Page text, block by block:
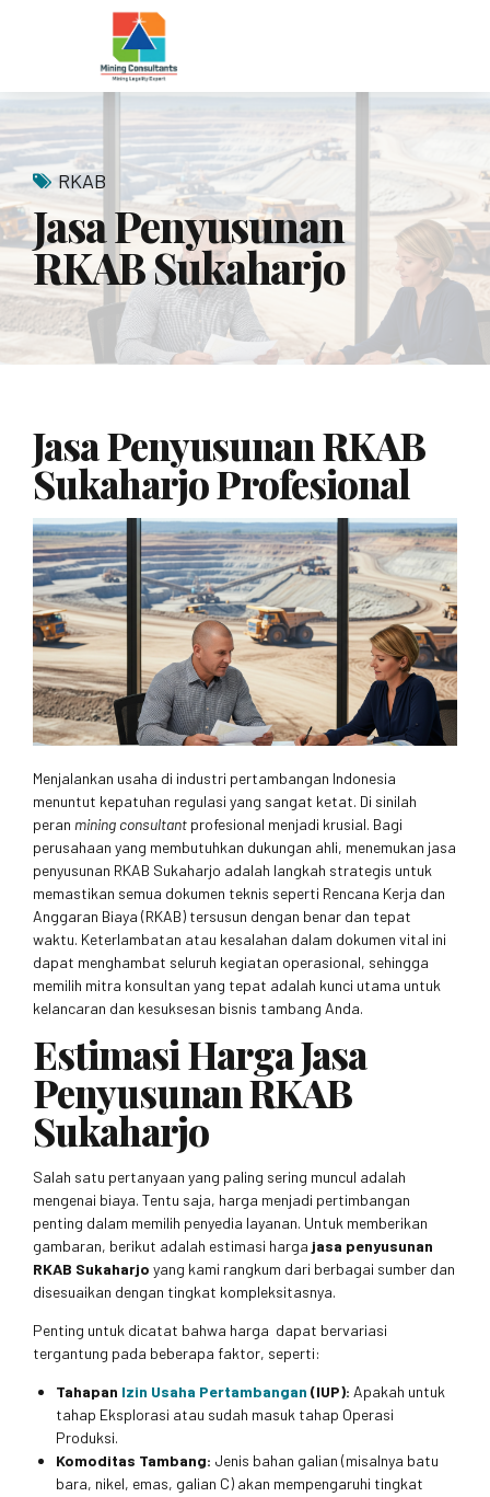
RKAB
Jasa Penyusunan
RKAB Sukaharjo
Jasa Penyusunan RKAB
Sukaharjo Profesional
Menjalankan usaha di industri pertambangan Indonesia
menuntut kepatuhan regulasi yang sangat ketat. Di sinilah
peran mining consultant profesional menjadi krusial. Bagi
perusahaan yang membutuhkan dukungan ahli, menemukan jasa
penyusunan RKAB Sukaharjo adalah langkah strategis untuk
memastikan semua dokumen teknis seperti Rencana Kerja dan
Anggaran Biaya (RKAB) tersusun dengan benar dan tepat
waktu. Keterlambatan atau kesalahan dalam dokumen vital ini
dapat menghambat seluruh kegiatan operasional, sehingga
memilih mitra konsultan yang tepat adalah kunci utama untuk
kelancaran dan kesuksesan bisnis tambang Anda.
Estimasi Harga Jasa
Penyusunan RKAB
Sukaharjo
Salah satu pertanyaan yang paling sering muncul adalah
mengenai biaya. Tentu saja, harga menjadi pertimbangan
penting dalam memilih penyedia layanan. Untuk memberikan
gambaran, berikut adalah estimasi harga jasa penyusunan
RKAB Sukaharjo yang kami rangkum dari berbagai sumber dan
disesuaikan dengan tingkat kompleksitasnya.
Penting untuk dicatat bahwa harga dapat bervariasi
tergantung pada beberapa faktor, seperti:
Tahapan Izin Usaha Pertambangan (IUP): Apakah untuk
tahap Eksplorasi atau sudah masuk tahap Operasi
Produksi.
Komoditas Tambang: Jenis bahan galian (misalnya batu
bara, nikel, emas, galian C) akan mempengaruhi tingkat